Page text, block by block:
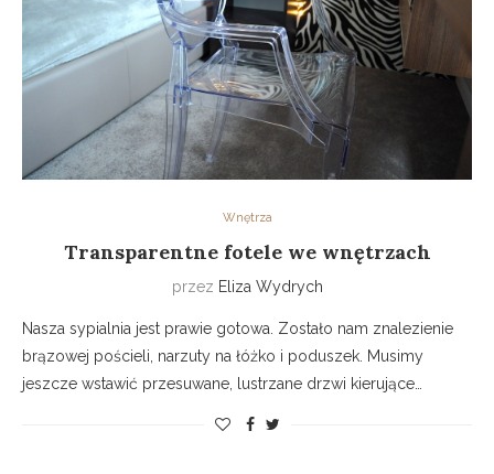
Wnętrza
Transparentne fotele we wnętrzach
przez Eliza Wydrych
Nasza sypialnia jest prawie gotowa. Zostało nam znalezienie
brązowej pościeli, narzuty na łóżko i poduszek. Musimy
jeszcze wstawić przesuwane, lustrzane drzwi kierujące…